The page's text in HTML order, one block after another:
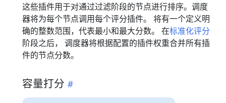
这些插件用于对通过过滤阶段的节点进行排序。调度
器将为每个节点调用每个评分插件。 将有一个定义明
确的整数范围，代表最小和最大分数。 在标准化评分
阶段之后， 调度器将根据配置的插件权重合并所有插
件的节点分数。
容量打分